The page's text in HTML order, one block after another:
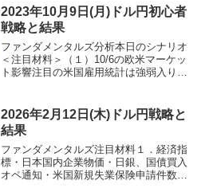
制・植田日銀総裁（衆院予算委員会）・
米国トランプ大統領・FE...
2023年10月9日(月)ドル円初心者
戦略と結果
ファンダメンタルズ分析本日のシナリオ
＜注目材料＞（１）10/6の欧米マーケッ
ト影響注目の米国雇用統計は強弱入り交
「米国債利回り上昇→ドル買い」で日足
高値149.54を付け...
2026年2月12日(木)ドル円戦略と
結果
ファンダメンタルズ注目材料１．経済指
標・日本国内企業物価・日銀、国債買入
オペ通知・米国新規失業保険申請件数、